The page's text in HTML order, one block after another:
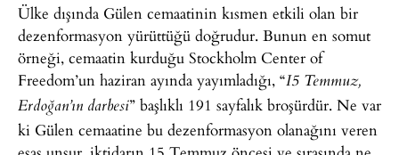
Ülke dışında Gülen cemaatinin kısmen etkili olan bir
dezenformasyon yürüttüğü doğrudur. Bunun en somut
örneği, cemaatin kurduğu Stockholm Center of
Freedom’un haziran ayında yayımladığı, “I5 Temmuz,
Erdoğan’ın darbesi” başlıklı 191 sayfalık broşürdür. Ne var
ki Gülen cemaatine bu dezenformasyon olanağını veren